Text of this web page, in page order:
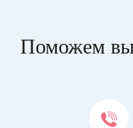
Поможем